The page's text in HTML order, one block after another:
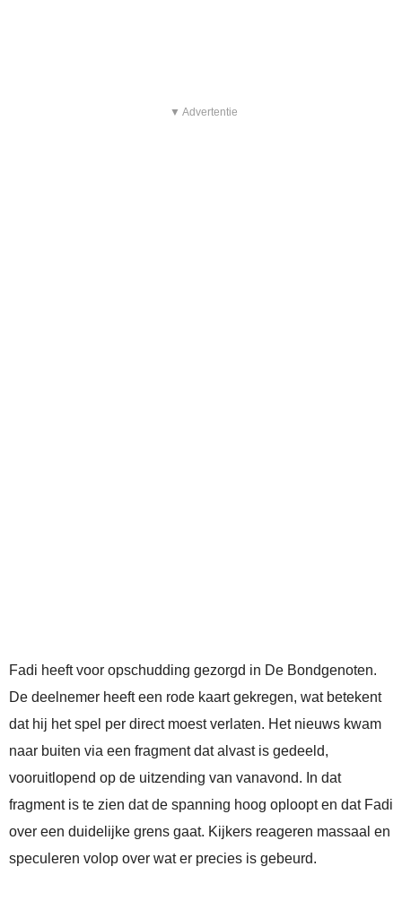
▼ Advertentie
Fadi heeft voor opschudding gezorgd in De Bondgenoten.
De deelnemer heeft een rode kaart gekregen, wat betekent
dat hij het spel per direct moest verlaten. Het nieuws kwam
naar buiten via een fragment dat alvast is gedeeld,
vooruitlopend op de uitzending van vanavond. In dat
fragment is te zien dat de spanning hoog oploopt en dat Fadi
over een duidelijke grens gaat. Kijkers reageren massaal en
speculeren volop over wat er precies is gebeurd.